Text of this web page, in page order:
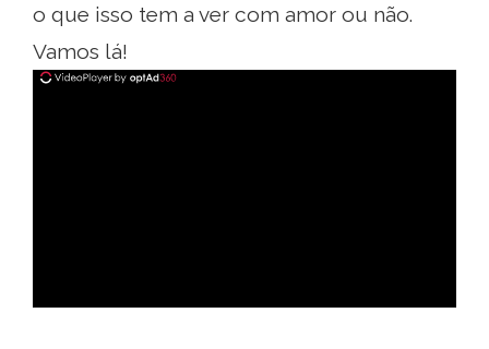
o que isso tem a ver com amor ou não.
Vamos lá!